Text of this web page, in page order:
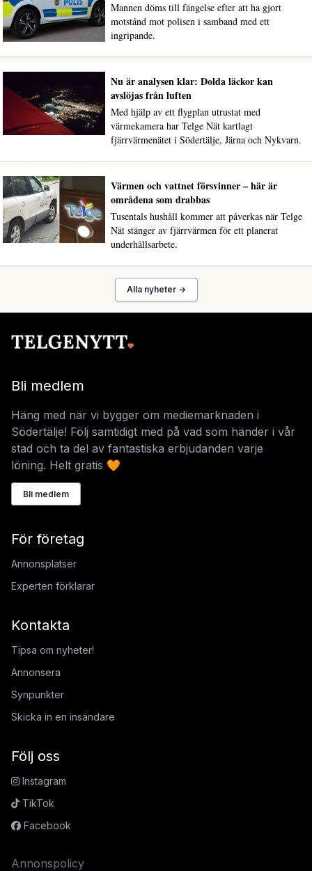
Mannen döms till fängelse efter att ha gjort
motstånd mot polisen i samband med ett
ingripande.
Nu är analysen klar: Dolda läckor kan
avslöjas från luften
Med hjälp av ett flygplan utrustat med
värmekamera har Telge Nät kartlagt
fjärrvärmenätet i Södertälje, Järna och Nykvarn.
Värmen och vattnet försvinner – här är
områdena som drabbas
Tusentals hushåll kommer att påverkas när Telge
Nät stänger av fjärrvärmen för ett planerat
underhållsarbete.
Alla nyheter →
Bli medlem
Häng med när vi bygger om mediemarknaden i
Södertälje! Följ samtidigt med på vad som händer i vår
stad och ta del av fantastiska erbjudanden varje
löning. Helt gratis 🧡
Bli medlem
För företag
Annonsplatser
Experten förklarar
Kontakta
Tipsa om nyheter!
Annonsera
Synpunkter
Skicka in en insändare
Följ oss
Instagram
TikTok
Facebook
Annonspolicy